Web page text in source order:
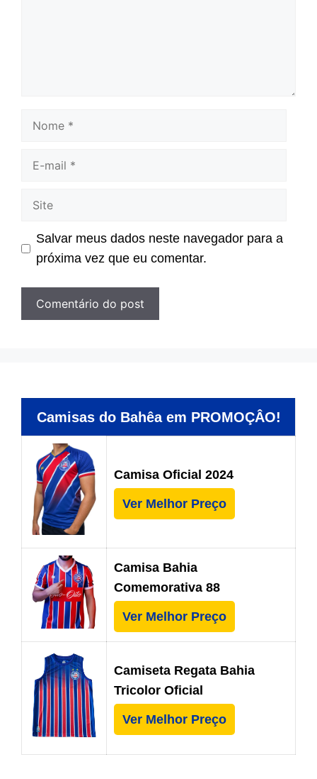
Nome
Site
Salvar meus dados neste navegador para a
próxima vez que eu comentar.
Camisas do Bahêa em PROMOÇÂO!
Camisa Oficial 2024
Ver Melhor Preço
Camisa Bahia
Comemorativa 88
Ver Melhor Preço
Camiseta Regata Bahia
Tricolor Oficial
Ver Melhor Preço